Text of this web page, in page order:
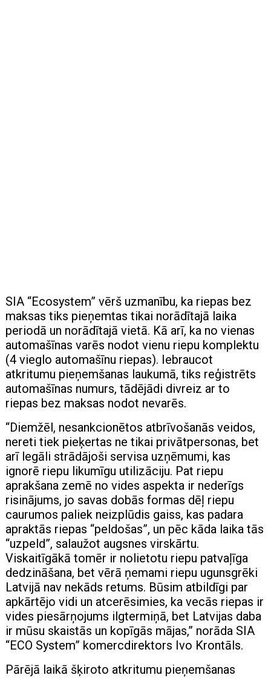
SIA “Ecosystem” vērš uzmanību, ka riepas bez
maksas tiks pieņemtas tikai norādītajā laika
periodā un norādītajā vietā. Kā arī, ka no vienas
automašīnas varēs nodot vienu riepu komplektu
(4 vieglo automašīnu riepas). Iebraucot
atkritumu pieņemšanas laukumā, tiks reģistrēts
automašīnas numurs, tādējādi divreiz ar to
riepas bez maksas nodot nevarēs.
“Diemžēl, nesankcionētos atbrīvošanās veidos,
nereti tiek pieķertas ne tikai privātpersonas, bet
arī legāli strādājoši servisa uzņēmumi, kas
ignorē riepu likumīgu utilizāciju. Pat riepu
aprakšana zemē no vides aspekta ir nederīgs
risinājums, jo savas dobās formas dēļ riepu
caurumos paliek neizplūdis gaiss, kas padara
apraktās riepas “peldošas”, un pēc kāda laika tās
“uzpeld”, salaužot augsnes virskārtu.
Viskaitīgākā tomēr ir nolietotu riepu patvaļīga
dedzināšana, bet vērā ņemami riepu ugunsgrēki
Latvijā nav nekāds retums. Būsim atbildīgi par
apkārtējo vidi un atcerēsimies, ka vecās riepas ir
vides piesārņojums ilgtermiņā, bet Latvijas daba
ir mūsu skaistās un kopīgās mājas,” norāda SIA
“ECO System” komercdirektors Ivo Krontāls.
Pārējā laikā šķiroto atkritumu pieņemšanas